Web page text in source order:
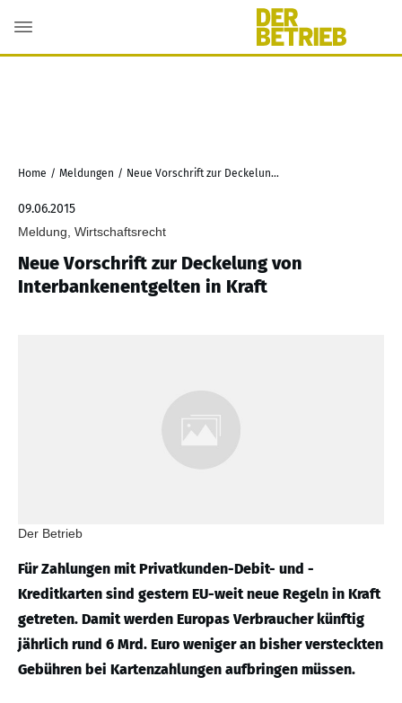
Home / Meldungen / Neue Vorschrift zur Deckelung von Interbankenentgelten in Kraft
09.06.2015
Meldung, Wirtschaftsrecht
Neue Vorschrift zur Deckelung von
Interbankenentgelten in Kraft
Der Betrieb
Für Zahlungen mit Privatkunden-Debit- und -
Kreditkarten sind gestern EU-weit neue Regeln in Kraft
getreten. Damit werden Europas Verbraucher künftig
jährlich rund 6 Mrd. Euro weniger an bisher versteckten
Gebühren bei Kartenzahlungen aufbringen müssen.